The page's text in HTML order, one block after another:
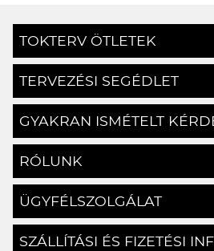
TOKTERV ÖTLETEK
TERVEZÉSI SEGÉDLET
GYAKRAN ISMÉTELT
RÓLUNK
ÜGYFÉLSZOLGÁLAT
SZÁLLÍTÁSI ÉS FIZETÉSI